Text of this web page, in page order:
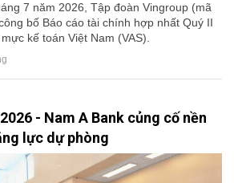
7 năm 2026, Tập đoàn Vingroup (mã
bố Báo cáo tài chính hợp nhất Quý II
kế toán Việt Nam (VAS).
- Nam A Bank củng cố nền
lực dự phòng